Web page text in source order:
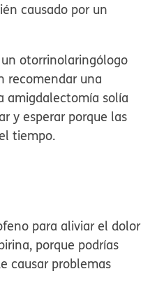
causado por un
unotorrinolaringólogo
recomendar una
amigdalectomía solía
y esperar porque las
tiempo.
para aliviar el dolor
porque podrías
causar problemas